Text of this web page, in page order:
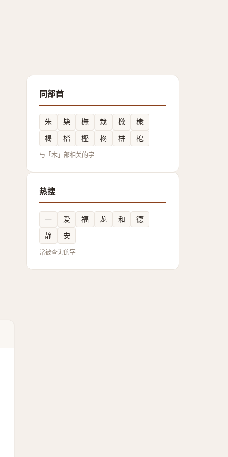
同部首
朱 枈 橅 栽 檄
棣
楬
㭼 樫 柊 栟 梎
与「木」部相关的字
热搜
一 爱 福 龙 和
德
静
安
常被查询的字